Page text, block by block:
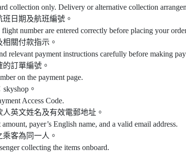
collection only. Delivery or alternative collection
日期及航班編號。
flight number are entered correctly before placing your
關付款指示。
relevant payment instructions carefully before making
訂單編號。
on the payment page.
。
Access Code.
英文姓名及有效電郵地址。
payer’s English name, and a valid email address.
客為同一人。
collecting the items onboard.